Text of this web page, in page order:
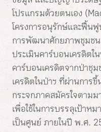
โปรแกรมด้วยตนเอง
โครงการอนุรักษ์และฟื้น
การพัฒนาศักยภาพชุมชน
ประเมินคาร์บอนเครดิต
คาร์บอนเครดิตจากป่าชุ
เครดิตในป่าฯ ที่ผ่านการ
กระจกภาคสมัครใจตาม
เพื่อใช้ในการบรรลุเป้าห
เป็นศูนย์ ภายในปี พ.ศ.